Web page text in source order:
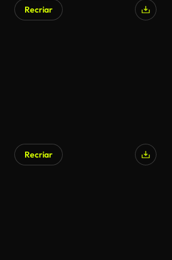
Recriar
Recriar